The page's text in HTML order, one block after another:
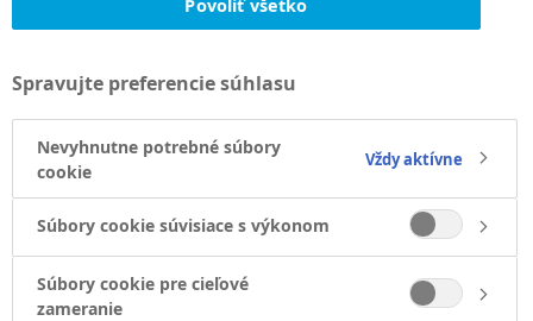
Povoliť všetko
Spravujte preferencie súhlasu
Nevyhnutne potrebné súbory
cookie
Vždy aktívne
Súbory cookie súvisiace s výkonom
Súbory cookie pre cieľové
zameranie